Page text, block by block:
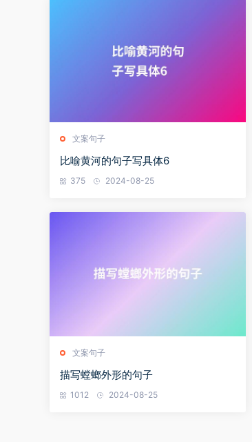
文案句子
比喻黄河的句子写具体6
375 2024-08-25
文案句子
描写螳螂外形的句子
1012 2024-08-25